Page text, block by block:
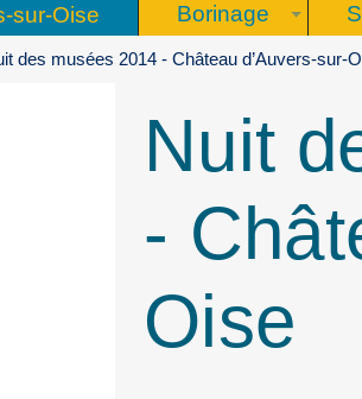
sur-Oise Borinage
des musées 2014 - Château d’Auvers-sur-
Nuit
-
Oise